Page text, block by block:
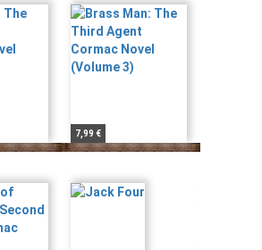
7,99 €